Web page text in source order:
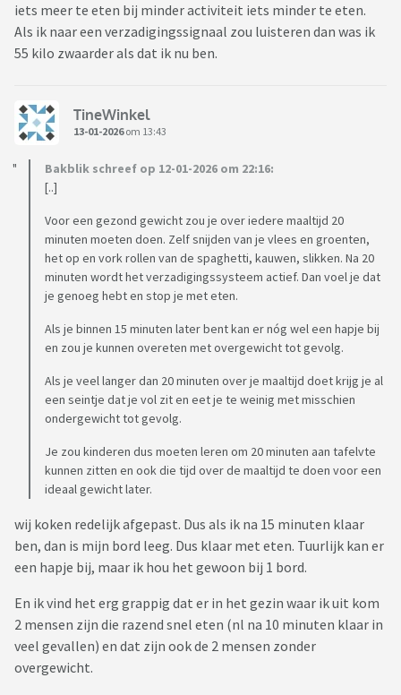
iets meer te eten bij minder activiteit iets minder te eten.
Als ik naar een verzadigingssignaal zou luisteren dan was ik
55 kilo zwaarder als dat ik nu ben.
TineWinkel
13-01-2026om 13:43
Bakblik schreef op 12-01-2026 om 22:16:
[..]
Voor een gezond gewicht zou je over iedere maaltijd 20
minuten moeten doen. Zelf snijden van je vlees en groenten,
het op en vork rollen van de spaghetti, kauwen, slikken. Na 20
minuten wordt het verzadigingssysteem actief. Dan voel je dat
je genoeg hebt en stop je met eten.
Als je binnen 15 minuten later bent kan er nóg wel een hapje bij
en zou je kunnen overeten met overgewicht tot gevolg.
Als je veel langer dan 20 minuten over je maaltijd doet krijg je al
een seintje dat je vol zit en eet je te weinig met misschien
ondergewicht tot gevolg.
Je zou kinderen dus moeten leren om 20 minuten aan tafelvte
kunnen zitten en ook die tijd over de maaltijd te doen voor een
ideaal gewicht later.
wij koken redelijk afgepast. Dus als ik na 15 minuten klaar
ben, dan is mijn bord leeg. Dus klaar met eten. Tuurlijk kan er
een hapje bij, maar ik hou het gewoon bij 1 bord.
En ik vind het erg grappig dat er in het gezin waar ik uit kom
2 mensen zijn die razend snel eten (nl na 10 minuten klaar in
veel gevallen) en dat zijn ook de 2 mensen zonder
overgewicht.